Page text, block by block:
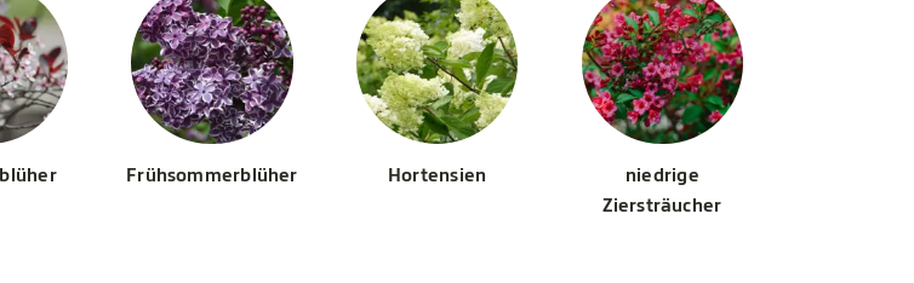
Frühsommerblüher Hortensien
niedrige
Ziersträucher